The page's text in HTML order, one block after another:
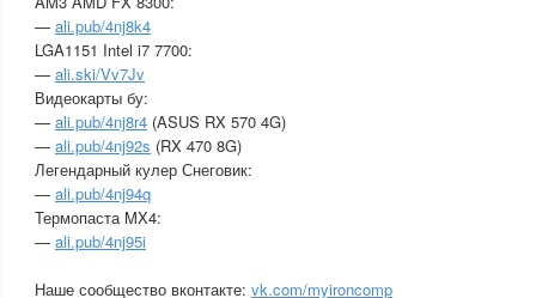
— ali.pub/4nj8k4
LGA1151 Intel i7 7700:
— ali.ski/Vv7Jv
Видеокарты бу:
— ali.pub/4nj8r4 (ASUS RX 570 4G)
— ali.pub/4nj92s (RX 470 8G)
Легендарный кулер Снеговик:
— ali.pub/4nj94q
Термопаста MX4:
— ali.pub/4nj95i
Наше сообщество вконтакте: vk.com/myironcomp